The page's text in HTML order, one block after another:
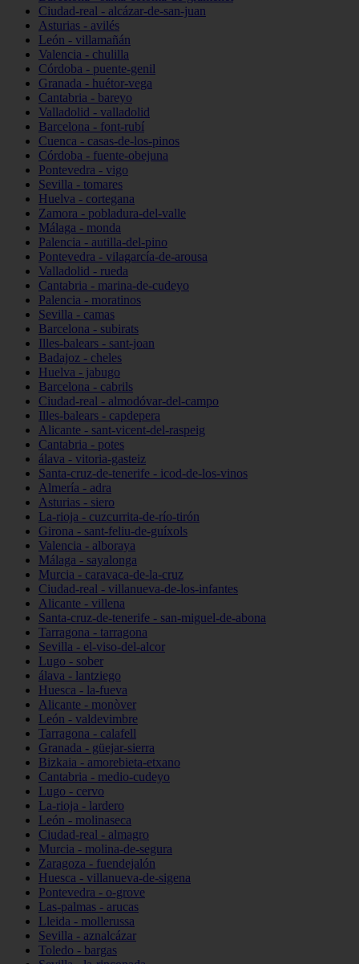
Ciudad-real - alcázar-de-san-juan
Asturias - avilés
León - villamañán
Valencia - chulilla
Córdoba - puente-genil
Granada - huétor-vega
Cantabria - bareyo
Valladolid - valladolid
Barcelona - font-rubí
Cuenca - casas-de-los-pinos
Córdoba - fuente-obejuna
Pontevedra - vigo
Sevilla - tomares
Huelva - cortegana
Zamora - pobladura-del-valle
Málaga - monda
Palencia - autilla-del-pino
Pontevedra - vilagarcía-de-arousa
Valladolid - rueda
Cantabria - marina-de-cudeyo
Palencia - moratinos
Sevilla - camas
Barcelona - subirats
Illes-balears - sant-joan
Badajoz - cheles
Huelva - jabugo
Barcelona - cabrils
Ciudad-real - almodóvar-del-campo
Illes-balears - capdepera
Alicante - sant-vicent-del-raspeig
Cantabria - potes
álava - vitoria-gasteiz
Santa-cruz-de-tenerife - icod-de-los-vinos
Almería - adra
Asturias - siero
La-rioja - cuzcurrita-de-río-tirón
Girona - sant-feliu-de-guíxols
Valencia - alboraya
Málaga - sayalonga
Murcia - caravaca-de-la-cruz
Ciudad-real - villanueva-de-los-infantes
Alicante - villena
Santa-cruz-de-tenerife - san-miguel-de-abona
Tarragona - tarragona
Sevilla - el-viso-del-alcor
Lugo - sober
álava - lantziego
Huesca - la-fueva
Alicante - monòver
León - valdevimbre
Tarragona - calafell
Granada - güejar-sierra
Bizkaia - amorebieta-etxano
Cantabria - medio-cudeyo
Lugo - cervo
La-rioja - lardero
León - molinaseca
Ciudad-real - almagro
Murcia - molina-de-segura
Zaragoza - fuendejalón
Huesca - villanueva-de-sigena
Pontevedra - o-grove
Las-palmas - arucas
Lleida - mollerussa
Sevilla - aznalcázar
Toledo - bargas